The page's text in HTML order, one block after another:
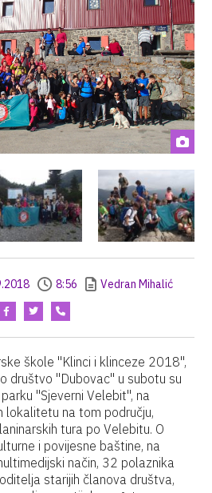
8:56 Vedran Mihalić
škole "Klinci i klinceze 2018",
društvo "Dubovac" u subotu su
"Sjeverni Velebit", na
lokalitetu na tom području,
tura po Velebitu. O
i povijesne baštine, na
način, 32 polaznika
starijih članova društva,